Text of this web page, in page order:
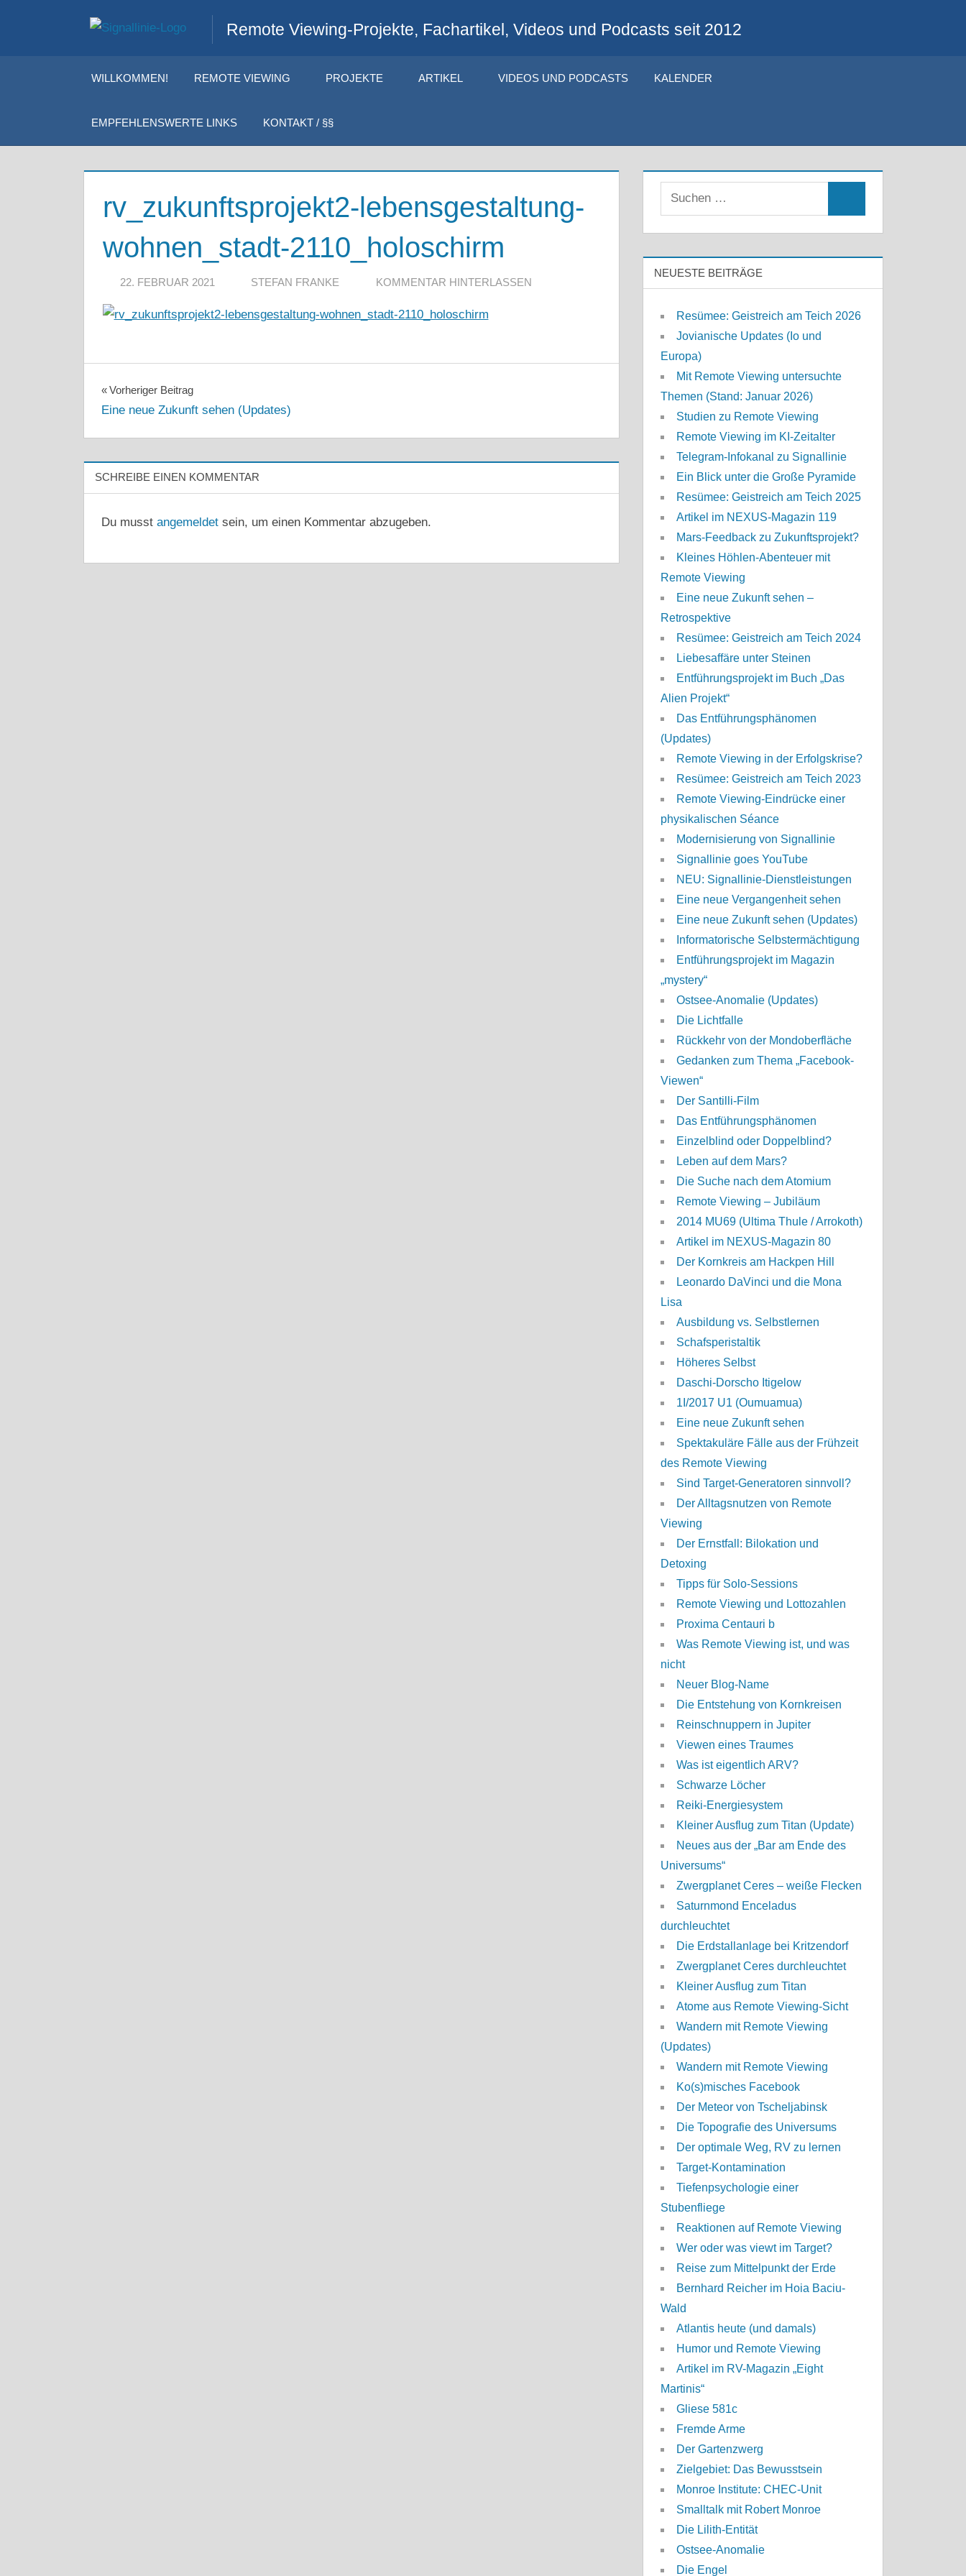
Remote Viewing-Projekte, Fachartikel, Videos und Podcasts seit 2012
WILLKOMMEN! REMOTE VIEWING PROJEKTE ARTIKEL VIDEOS UND PODCASTS KALENDER
EMPFEHLENSWERTE LINKS KONTAKT / §§
rv_zukunftsprojekt2-lebensgestaltung-
wohnen_stadt-2110_holoschirm
22. FEBRUAR 2021 STEFAN FRANKE KOMMENTAR HINTERLASSEN
Beitragsnavigation
Vorheriger Beitrag
Eine neue Zukunft sehen (Updates)
SCHREIBE EINEN KOMMENTAR
Du musst angemeldet sein, um einen Kommentar abzugeben.
Suchen
NEUESTE BEITRÄGE
Resümee: Geistreich am Teich 2026
Jovianische Updates (Io und
Europa)
Mit Remote Viewing untersuchte
Themen (Stand: Januar 2026)
Studien zu Remote Viewing
Remote Viewing im KI-Zeitalter
Telegram-Infokanal zu Signallinie
Ein Blick unter die Große Pyramide
Resümee: Geistreich am Teich 2025
Artikel im NEXUS-Magazin 119
Mars-Feedback zu Zukunftsprojekt?
Kleines Höhlen-Abenteuer mit
Remote Viewing
Eine neue Zukunft sehen –
Retrospektive
Resümee: Geistreich am Teich 2024
Liebesaffäre unter Steinen
Entführungsprojekt im Buch „Das
Alien Projekt“
Das Entführungsphänomen
(Updates)
Remote Viewing in der Erfolgskrise?
Resümee: Geistreich am Teich 2023
Remote Viewing-Eindrücke einer
physikalischen Séance
Modernisierung von Signallinie
Signallinie goes YouTube
NEU: Signallinie-Dienstleistungen
Eine neue Vergangenheit sehen
Eine neue Zukunft sehen (Updates)
Informatorische Selbstermächtigung
Entführungsprojekt im Magazin
„mystery“
Ostsee-Anomalie (Updates)
Die Lichtfalle
Rückkehr von der Mondoberfläche
Gedanken zum Thema „Facebook-
Viewen“
Der Santilli-Film
Das Entführungsphänomen
Einzelblind oder Doppelblind?
Leben auf dem Mars?
Die Suche nach dem Atomium
Remote Viewing – Jubiläum
2014 MU69 (Ultima Thule / Arrokoth)
Artikel im NEXUS-Magazin 80
Der Kornkreis am Hackpen Hill
Leonardo DaVinci und die Mona
Lisa
Ausbildung vs. Selbstlernen
Schafsperistaltik
Höheres Selbst
Daschi-Dorscho Itigelow
1I/2017 U1 (Oumuamua)
Eine neue Zukunft sehen
Spektakuläre Fälle aus der Frühzeit
des Remote Viewing
Sind Target-Generatoren sinnvoll?
Der Alltagsnutzen von Remote
Viewing
Der Ernstfall: Bilokation und
Detoxing
Tipps für Solo-Sessions
Remote Viewing und Lottozahlen
Proxima Centauri b
Was Remote Viewing ist, und was
nicht
Neuer Blog-Name
Die Entstehung von Kornkreisen
Reinschnuppern in Jupiter
Viewen eines Traumes
Was ist eigentlich ARV?
Schwarze Löcher
Reiki-Energiesystem
Kleiner Ausflug zum Titan (Update)
Neues aus der „Bar am Ende des
Universums“
Zwergplanet Ceres – weiße Flecken
Saturnmond Enceladus
durchleuchtet
Die Erdstallanlage bei Kritzendorf
Zwergplanet Ceres durchleuchtet
Kleiner Ausflug zum Titan
Atome aus Remote Viewing-Sicht
Wandern mit Remote Viewing
(Updates)
Wandern mit Remote Viewing
Ko(s)misches Facebook
Der Meteor von Tscheljabinsk
Die Topografie des Universums
Der optimale Weg, RV zu lernen
Target-Kontamination
Tiefenpsychologie einer
Stubenfliege
Reaktionen auf Remote Viewing
Wer oder was viewt im Target?
Reise zum Mittelpunkt der Erde
Bernhard Reicher im Hoia Baciu-
Wald
Atlantis heute (und damals)
Humor und Remote Viewing
Artikel im RV-Magazin „Eight
Martinis“
Gliese 581c
Fremde Arme
Der Gartenzwerg
Zielgebiet: Das Bewusstsein
Monroe Institute: CHEC-Unit
Smalltalk mit Robert Monroe
Die Lilith-Entität
Ostsee-Anomalie
Die Engel